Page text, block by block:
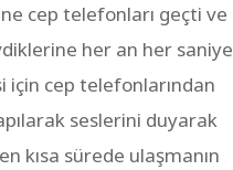
cep telefonları geçti ve
her an her saniye
için cep telefonlarından
seslerini duyarak
kısa sürede ulaşmanın